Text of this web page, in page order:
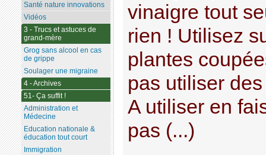
vinaigre tout
rien ! Utilisez
plantes
pas utiliser
A utiliser en
pas (...)
Santé nature innovations
Vidéos
3 - Trucs et astuces de
grand-mère
Grog sans alcool en cas
de grippe
Soulager une migraine
4 - Archives
51- Ça suffit !
Administration et
Médecine
Education nationale &
éducation tout court
Immigration